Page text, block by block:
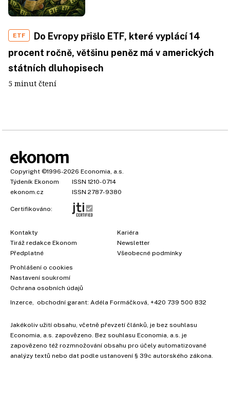
ETF
Do Evropy přišlo ETF, které vyplácí 14
procent ročně, většinu peněz má v amerických
státních dluhopisech
5 minut čtení
Copyright ©1996-2026 Economia, a.s.
Týdeník Ekonom
ISSN 1210-0714
ekonom.cz
ISSN 2787-9380
Certifikováno:
Kontakty
Tiráž redakce Ekonom
Předplatné
Kariéra
Newsletter
Všeobecné podmínky
Prohlášení o cookies
Nastavení soukromí
Ochrana osobních údajů
Inzerce , obchodní garant: Adéla Formáčková +420 739 500 832
Jakékoliv užití obsahu, včetně převzetí článků, je bez souhlasu
Economia, a.s. zapovězeno. Bez souhlasu Economia, a.s. je
zapovězeno též rozmnožování obsahu pro účely automatizované
analýzy textů nebo dat podle ustanovení § 39c autorského zákona.